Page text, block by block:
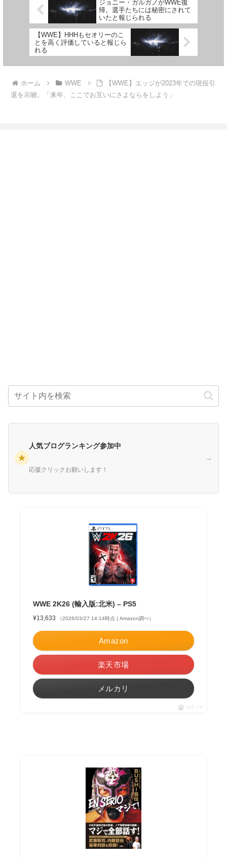
ジョニー・ガルガノがWWE復
帰。選手たちには秘密にされて
いたと報じられる
【WWE】HHHもセオリーのこ
とを高く評価していると報じら
れる
ホーム WWE
【WWE】エッジが2023年での現役引
退を示唆。「来年、ここでお互いにさよならをしよう」
★
人気ブログランキング参加中
応援クリックお願いします！
→
WWE 2K26 (輸入版:北米) – PS5
¥13,633 （2026/03/27 14:14時点 | Amazon調べ）
Amazon
楽天市場
メルカリ
ポチップ